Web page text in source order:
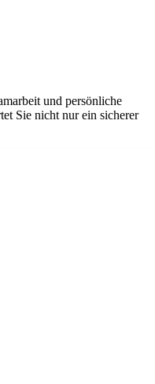
und persönliche
Sie nicht nur ein sicherer